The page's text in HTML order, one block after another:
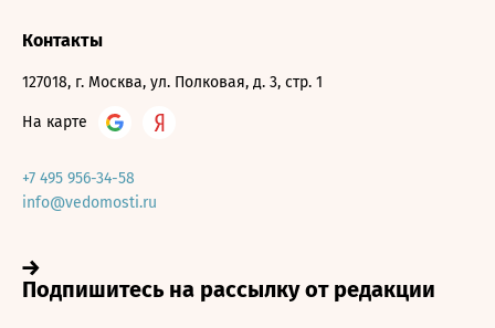
Контакты
127018, г. Москва, ул. Полковая, д. 3, стр. 1
На карте
+7 495 956-34-58
info@vedomosti.ru